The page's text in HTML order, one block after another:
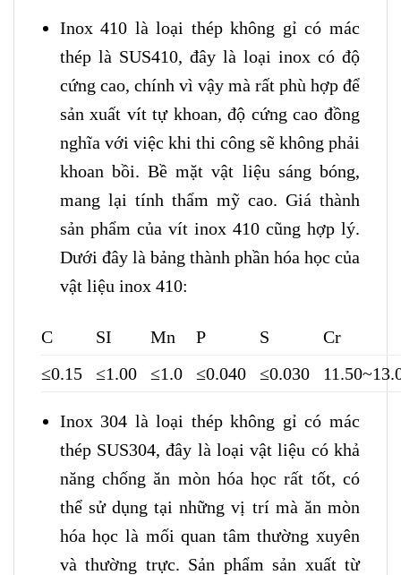
Inox 410 là loại thép không gỉ có mác
thép là SUS410, đây là loại inox có độ
cứng cao, chính vì vậy mà rất phù hợp để
sản xuất vít tự khoan, độ cứng cao đồng
nghĩa với việc khi thi công sẽ không phải
khoan bồi. Bề mặt vật liệu sáng bóng,
mang lại tính thẩm mỹ cao. Giá thành
sản phẩm của vít inox 410 cũng hợp lý.
Dưới đây là bảng thành phần hóa học của
vật liệu inox 410:
C SI Mn P S
Cr
≤0.15
≤1.00 ≤1.0 ≤0.040 ≤0.030
Inox 304 là loại thép không gỉ có mác
thép SUS304, đây là loại vật liệu có khả
năng chống ăn mòn hóa học rất tốt, có
thể sử dụng tại những vị trí mà ăn mòn
hóa học là mối quan tâm thường xuyên
và thường trực. Sản phẩm sản xuất từ